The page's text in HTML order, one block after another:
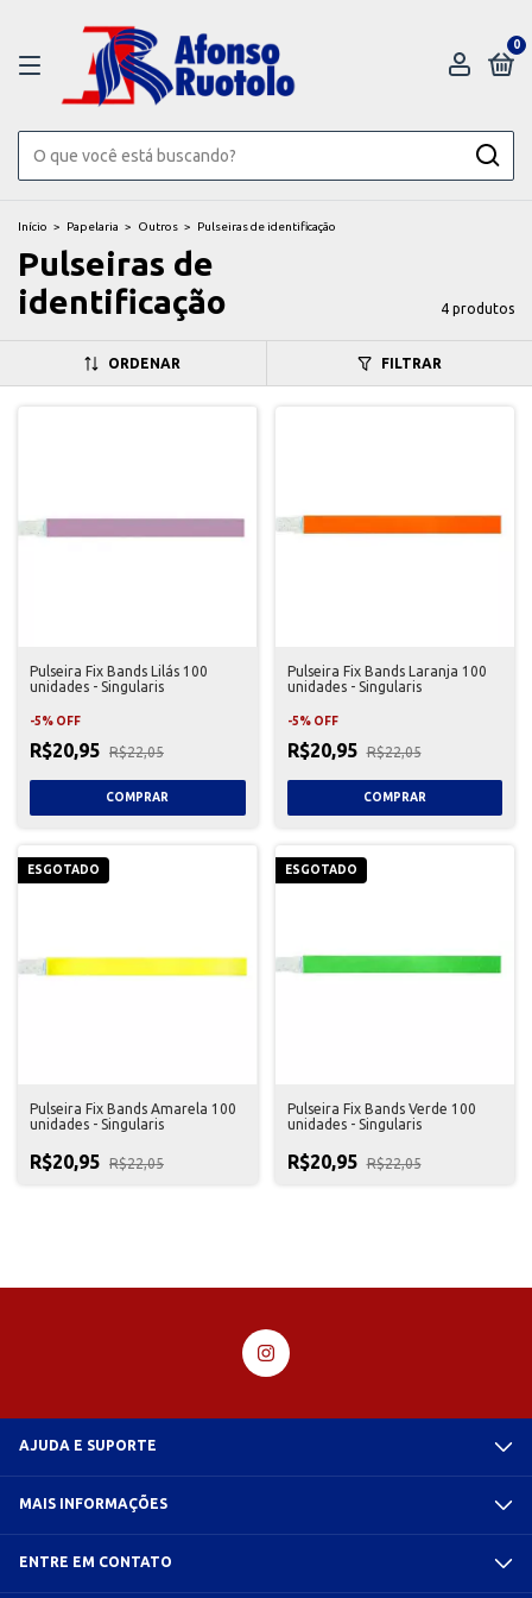
0
Início > Papelaria > Outros > Pulseiras de identificação
Pulseiras de
identificação
4 produtos
ORDENAR FILTRAR
Pulseira Fix Bands Lilás 100
unidades - Singularis
-5% OFF
R$20,95 R$22,05
Pulseira Fix Bands Laranja 100
unidades - Singularis
-5% OFF
R$20,95 R$22,05
ESGOTADO
Pulseira Fix Bands Amarela 100
unidades - Singularis
R$20,95 R$22,05
ESGOTADO
Pulseira Fix Bands Verde 100
unidades - Singularis
R$20,95 R$22,05
AJUDA E SUPORTE
MAIS INFORMAÇÕES
ENTRE EM CONTATO